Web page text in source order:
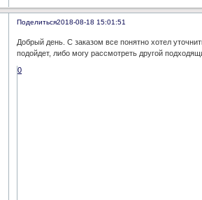
Поделиться2018-08-18 15:01:51
Добрый день. С заказом все понятно хотел
подойдет, либо могу рассмотреть другой
0